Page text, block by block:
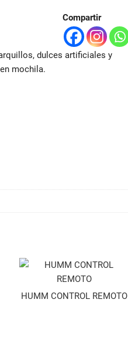
Compartir
dulces artificiales y
mochila.
HUMM CONTROL REMOTO